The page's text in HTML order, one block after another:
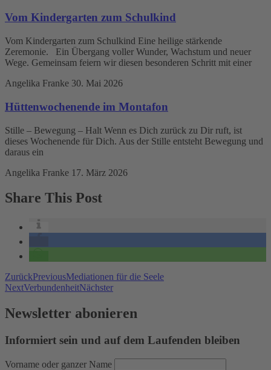
Vom Kindergarten zum Schulkind
Vom Kindergarten zum Schulkind Eine heilige stärkende
Zeremonie. Ein Übergang voller Wunder, Wachstum und neuer
Wege. Gemeinsam feiern wir diesen besonderen Schritt mit einer
Angelika Franke 30. Mai 2026
Hüttenwochenende im Montafon
Stille – Bewegung – Halt Wenn es Dich zurück zu Dir ruft, ist
dieses Wochenende für Dich. Aus der Stille entsteht Bewegung und
daraus ein
Angelika Franke 17. März 2026
Share This Post
ZurückPreviousMediationen für die Seele
NextVerbundenheitNächster
Newsletter abonieren
Informiert sein und auf dem Laufenden bleiben
Vorname oder ganzer Name